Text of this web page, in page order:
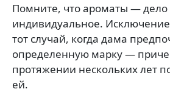
Помните, что ароматы — дело
индивидуальное.
тот случай, когда дама
определенную марку —
протяжении нескольких лет
ей.